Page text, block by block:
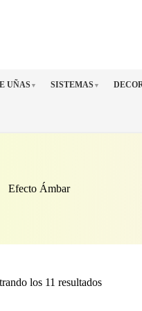
UÑAS ▼ SISTEMAS ▼
Efecto Ámbar
los 11 resultadosOrdenado